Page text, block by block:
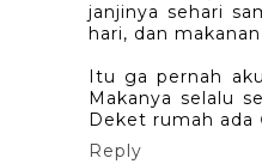
janjinya sehari
hari, dan
Itu ga pernah
Makanya selalu
Deket rumah ada
Reply